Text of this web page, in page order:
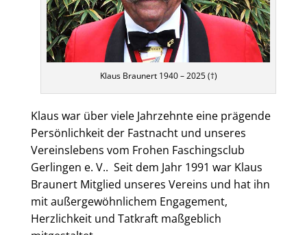
Klaus Braunert 1940 – 2025 (†)
Klaus war über viele Jahrzehnte eine prägende
Persönlichkeit der Fastnacht und unseres
Vereinslebens vom Frohen Faschingsclub
Gerlingen e. V.. Seit dem Jahr 1991 war Klaus
Braunert Mitglied unseres Vereins und hat ihn
mit außergewöhnlichem Engagement,
Herzlichkeit und Tatkraft maßgeblich